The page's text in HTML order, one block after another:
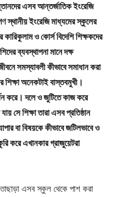
এসব আন্তর্জাতিক ইংরেজি
স্থানীয় ইংরেজি মাধ্যমের স্কুলের
ও কোর্স বিদেশি শিক্ষকদের
ব্যবস্থাপনা মানে দক্ষ
সমস্যাবলী কীভাবে সমাধান করা
অনেকটাই বাস্তবমুখী।
করে। দলে ও জুটিতে কাজ করে
সে শিক্ষা তারা এসব প্রতিষ্ঠান
বা বিষয়কে কীভাবে জটিলভাবে ও
করে এখানকার গ্রাজুয়েটরা
এসব স্কুল থেকে পাশ করা